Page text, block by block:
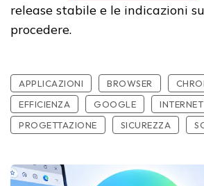
release stabile e le indicazioni
procedere.
APPLICAZIONI BROWSER
EFFICIENZA
GOOGLE
INTERNET
PROGETTAZIONE
SICUREZZA